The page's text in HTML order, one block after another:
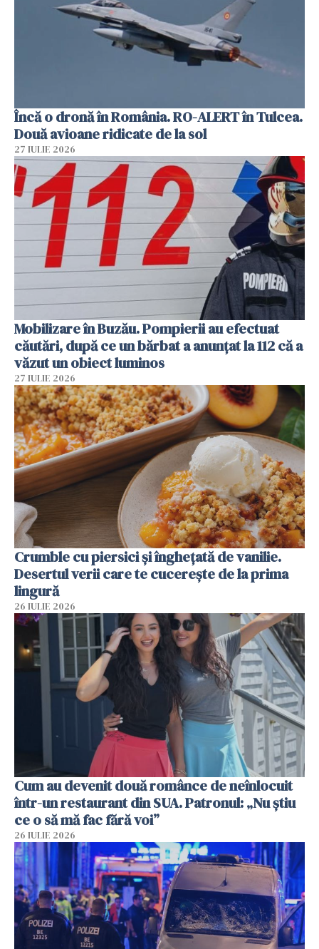
Încă o dronă în România. RO-ALERT în Tulcea.
Două avioane ridicate de la sol
27 IULIE 2026
Mobilizare în Buzău. Pompierii au efectuat
căutări, după ce un bărbat a anunțat la 112 că a
văzut un obiect luminos
27 IULIE 2026
Crumble cu piersici și înghețată de vanilie.
Desertul verii care te cucerește de la prima
lingură
26 IULIE 2026
Cum au devenit două românce de neînlocuit
într-un restaurant din SUA. Patronul: „Nu știu
ce o să mă fac fără voi”
26 IULIE 2026